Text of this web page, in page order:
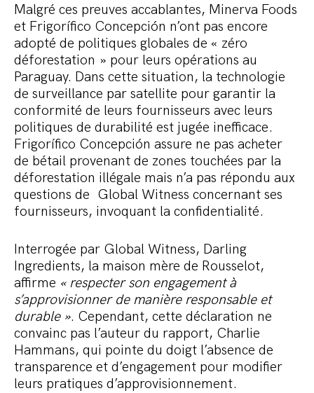
Malgré ces preuves accablantes, Minerva Foods
et Frigorífico Concepción n’ont pas encore
adopté de politiques globales de « zéro
déforestation » pour leurs opérations au
Paraguay. Dans cette situation, la technologie
de surveillance par satellite pour garantir la
conformité de leurs fournisseurs avec leurs
politiques de durabilité est jugée inefficace.
Frigorífico Concepción assure ne pas acheter
de bétail provenant de zones touchées par la
déforestation illégale mais n’a pas répondu aux
questions de Global Witness concernant ses
fournisseurs, invoquant la confidentialité.
Interrogée par Global Witness, Darling
Ingredients, la maison mère de Rousselot,
affirme « respecter son engagement à
s’approvisionner de manière responsable et
durable ». Cependant, cette déclaration ne
convainc pas l’auteur du rapport, Charlie
Hammans, qui pointe du doigt l’absence de
transparence et d’engagement pour modifier
leurs pratiques d’approvisionnement.